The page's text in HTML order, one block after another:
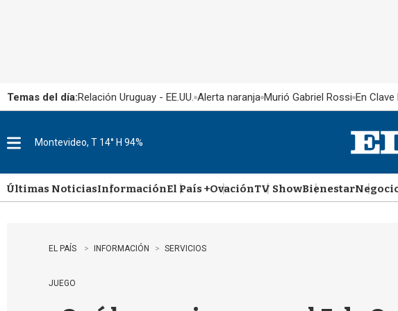
Temas del día:Relación Uruguay - EE.UU. Alerta naranja Murió Gabriel Rossi En Clave
u
Montevideo, T 14° H 94%
Últimas NoticiasInformaciónEl País +OvaciónTV ShowBienestar
EL PAÍS INFORMACIÓN SERVICIOS
JUEGO